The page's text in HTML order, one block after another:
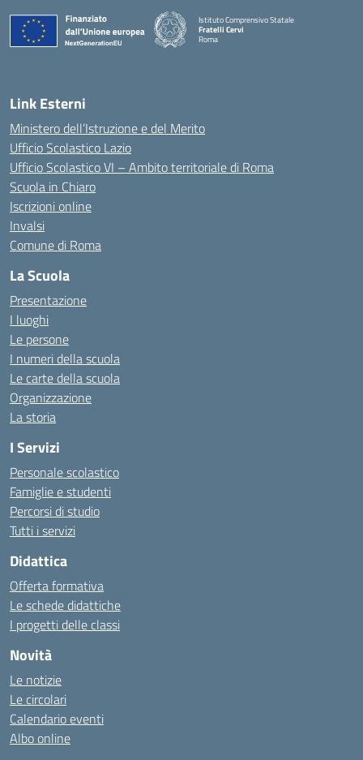
Istituto Comprensivo Statale
Fratelli Cervi
Roma
Link Esterni
Ministero dell’Istruzione e del Merito
Ufficio Scolastico Lazio
Ufficio Scolastico VI – Ambito territoriale di Roma
Scuola in Chiaro
Iscrizioni online
Invalsi
Comune di Roma
La Scuola
Presentazione
I luoghi
Le persone
I numeri della scuola
Le carte della scuola
Organizzazione
La storia
I Servizi
Personale scolastico
Famiglie e studenti
Percorsi di studio
Tutti i servizi
Didattica
Offerta formativa
Le schede didattiche
I progetti delle classi
Novità
Le notizie
Le circolari
Calendario eventi
Albo online